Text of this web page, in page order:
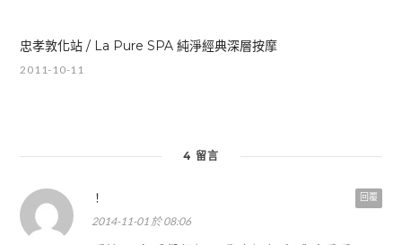
忠孝敦化站 / La Pure SPA 純淨經典深層按摩
2011-10-11
4 留言
回覆
！
2014-11-01 於 08:06